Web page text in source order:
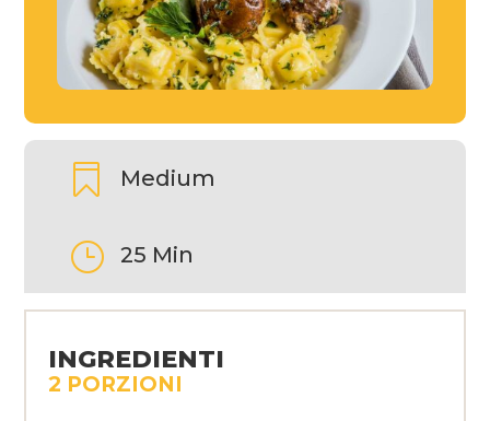
 Medium
} 25 Min
INGREDIENTI
2 PORZIONI